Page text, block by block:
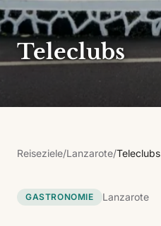
Teleclubs
Reiseziele/Lanzarote/Teleclubs
GASTRONOMIE Lanzarote